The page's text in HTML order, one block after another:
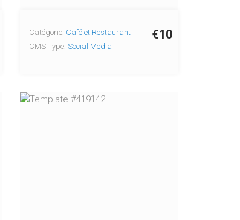
€10
Catégorie: Café et Restaurant
CMS Type: Social Media